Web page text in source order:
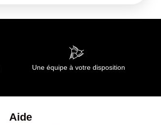
64 kj
0.03 g
Une équipe à votre disposition
Aide